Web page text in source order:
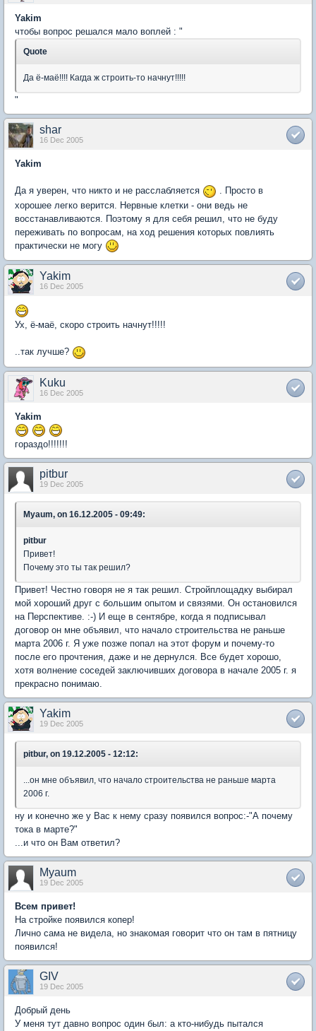
Yakim
чтобы вопрос решался мало воплей : "
Quote
Да ё-маё!!!! Кагда ж строить-то начнут!!!!!
"
shar
16 Dec 2005
Yakim
Да я уверен, что никто и не расслабляется
. Просто в
хорошее легко верится. Нервные клетки - они ведь не
восстанавливаются. Поэтому я для себя решил, что не буду
переживать по вопросам, на ход решения которых повлиять
практически не могу
Yakim
16 Dec 2005
Ух, ё-маё, скоро строить начнут!!!!!
..так лучше?
Kuku
16 Dec 2005
Yakim
гораздо!!!!!!!
pitbur
19 Dec 2005
Myaum, on 16.12.2005 - 09:49:
pitbur
Привет!
Почему это ты так решил?
Привет! Честно говоря не я так решил. Стройплощадку выбирал
мой хороший друг с большим опытом и связями. Он остановился
на Перспективе. :-) И еще в сентябре, когда я подписывал
договор он мне объявил, что начало строительства не раньше
марта 2006 г. Я уже позже попал на этот форум и почему-то
после его прочтения, даже и не дернулся. Все будет хорошо,
хотя волнение соседей заключивших договора в начале 2005 г. я
прекрасно понимаю.
Yakim
19 Dec 2005
pitbur, on 19.12.2005 - 12:12:
...он мне объявил, что начало строительства не раньше марта
2006 г.
ну и конечно же у Вас к нему сразу появился вопрос:-"А почему
тока в марте?"
...и что он Вам ответил?
Myaum
19 Dec 2005
Всем привет!
На стройке появился копер!
Лично сама не видела, но знакомая говорит что он там в пятницу
появился!
GIV
19 Dec 2005
Добрый день
У меня тут давно вопрос один был: а кто-нибудь пытался